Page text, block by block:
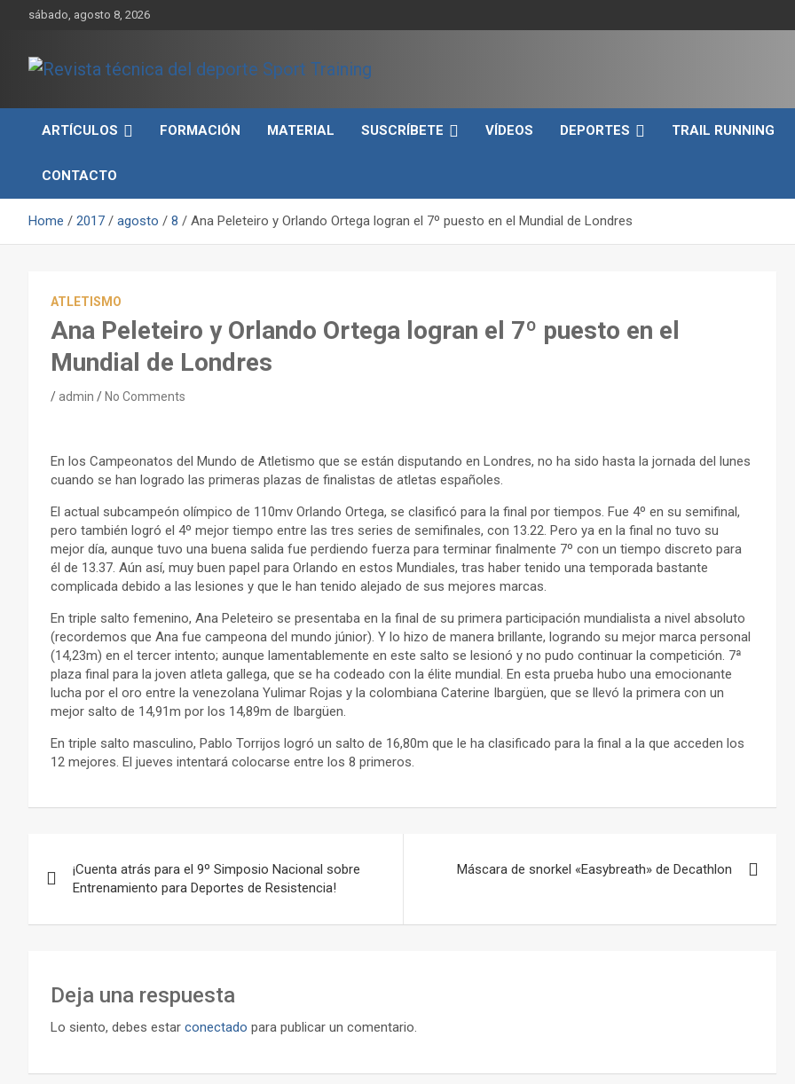
sábado, agosto 8, 2026
Revista técnica del
deporte Sport Training
rendimiento, nutrición y entrenamiento.
ARTÍCULOS
FORMACIÓN MATERIAL SUSCRÍBETE VÍDEOS DEPORTES TRAIL RUNNING
CONTACTO
Home 2017 agosto 8 Ana Peleteiro y Orlando Ortega logran el 7º puesto en el Mundial de Londres
ATLETISMO
Ana Peleteiro y Orlando Ortega logran el 7º puesto en el
Mundial de Londres
admin No Comments
En los Campeonatos del Mundo de Atletismo que se están disputando en Londres, no ha sido hasta la jornada del lunes
cuando se han logrado las primeras plazas de finalistas de atletas españoles.
El actual subcampeón olímpico de 110mv Orlando Ortega, se clasificó para la final por tiempos. Fue 4º en su semifinal,
pero también logró el 4º mejor tiempo entre las tres series de semifinales, con 13.22. Pero ya en la final no tuvo su
mejor día, aunque tuvo una buena salida fue perdiendo fuerza para terminar finalmente 7º con un tiempo discreto para
él de 13.37. Aún así, muy buen papel para Orlando en estos Mundiales, tras haber tenido una temporada bastante
complicada debido a las lesiones y que le han tenido alejado de sus mejores marcas.
En triple salto femenino, Ana Peleteiro se presentaba en la final de su primera participación mundialista a nivel absoluto
(recordemos que Ana fue campeona del mundo júnior). Y lo hizo de manera brillante, logrando su mejor marca personal
(14,23m) en el tercer intento; aunque lamentablemente en este salto se lesionó y no pudo continuar la competición. 7ª
plaza final para la joven atleta gallega, que se ha codeado con la élite mundial. En esta prueba hubo una emocionante
lucha por el oro entre la venezolana Yulimar Rojas y la colombiana Caterine Ibargüen, que se llevó la primera con un
mejor salto de 14,91m por los 14,89m de Ibargüen.
En triple salto masculino, Pablo Torrijos logró un salto de 16,80m que le ha clasificado para la final a la que acceden los
12 mejores. El jueves intentará colocarse entre los 8 primeros.
de
entradas
¡Cuenta atrás para el 9º Simposio Nacional sobre
Entrenamiento para Deportes de Resistencia!
Máscara de snorkel «Easybreath» de Decathlon
Deja una respuesta
Lo siento, debes estar conectado para publicar un comentario.